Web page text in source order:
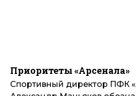
Приоритеты «Арсенала»
Спортивный директор ПФК